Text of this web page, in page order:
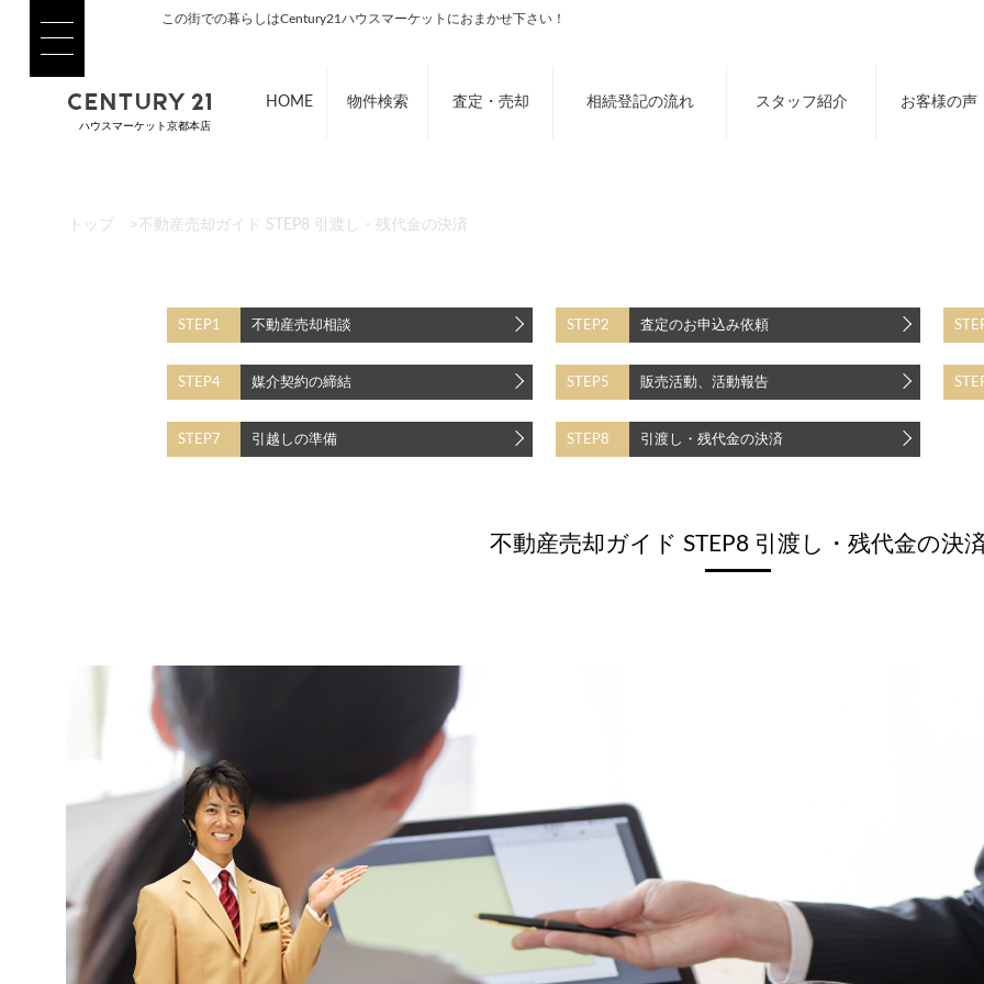
この街での暮らしはCentury21ハウスマーケットにおまかせ下さい！
ハウスマーケット京都本店
HOME 物件検索 査定・売却 相続登記の流れ スタッフ紹介 お客様の声
トップ >不動産売却ガイド STEP8 引渡し・残代金の決済
STEP1 不動産売却相談 STEP2 査定のお申込み依頼
STEP4 媒介契約の締結 STEP5 販売活動、活動報告
STEP7 引越しの準備 STEP8 引渡し・残代金の決済
不動産売却ガイド STEP8 引渡し・残代金の決